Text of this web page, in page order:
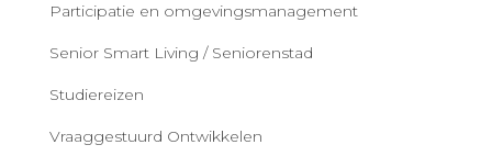
Participatie en omgevingsmanagement
Senior Smart Living / Seniorenstad
Studiereizen
Vraaggestuurd Ontwikkelen